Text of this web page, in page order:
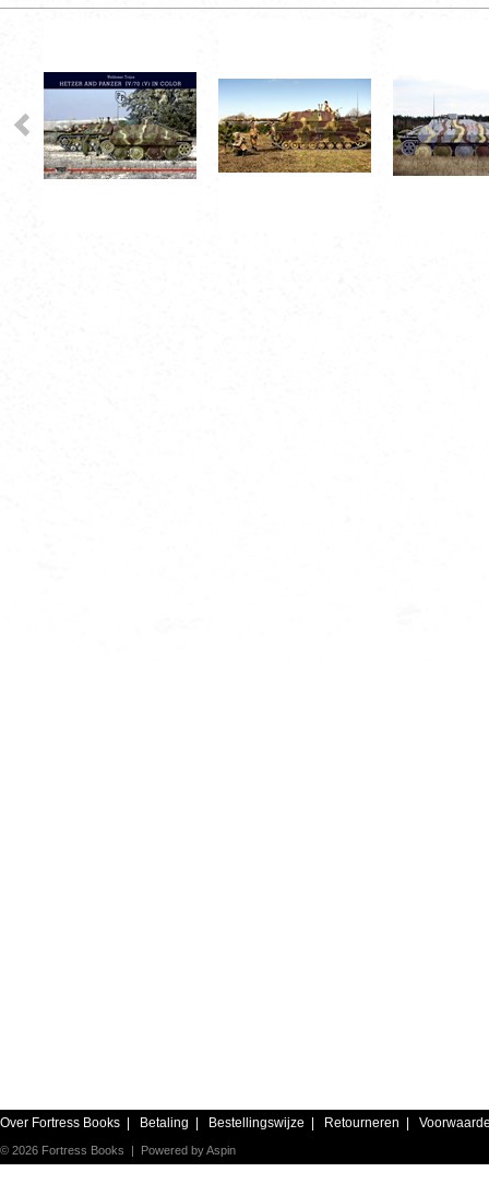
Over Fortress Books Betaling Bestellingswijze Retourneren
© 2026 Fortress Books | Powered byAspin